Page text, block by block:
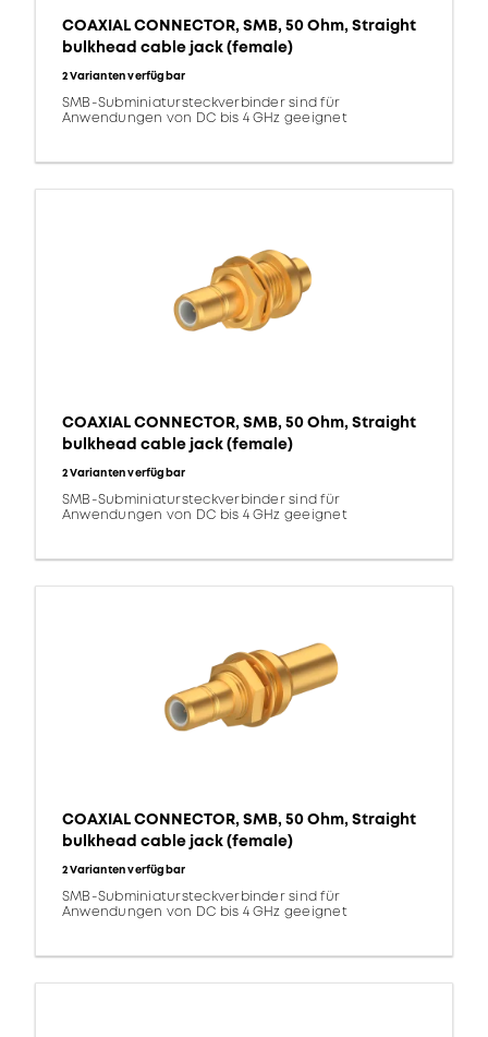
COAXIAL CONNECTOR, SMB, 50 Ohm, Straight
bulkhead cable jack (female)
2 Varianten verfügbar
SMB-Subminiatursteckverbinder sind für
Anwendungen von DC bis 4 GHz geeignet
COAXIAL CONNECTOR, SMB, 50 Ohm, Straight
bulkhead cable jack (female)
2 Varianten verfügbar
SMB-Subminiatursteckverbinder sind für
Anwendungen von DC bis 4 GHz geeignet
COAXIAL CONNECTOR, SMB, 50 Ohm, Straight
bulkhead cable jack (female)
2 Varianten verfügbar
SMB-Subminiatursteckverbinder sind für
Anwendungen von DC bis 4 GHz geeignet